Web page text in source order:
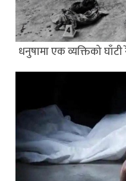
धनुषामा एक व्यक्तिको